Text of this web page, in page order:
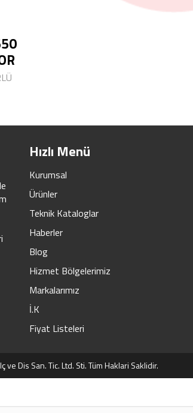
Hızlı Menü
Kurumsal
Ürünler
Teknik Kataloglar
Haberler
Blog
Hizmet Bölgelerimiz
Markalarımız
İ.K
Fiyat Listeleri
Dis San. Tic. Ltd. Sti. Tüm Haklari Saklidir.